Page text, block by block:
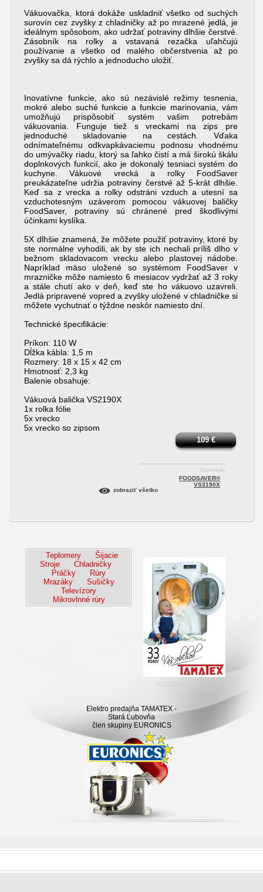
Vákuovačka, ktorá dokáže uskladniť všetko od suchých
surovín cez zvyšky z chladničky až po mrazené jedlá, je
ideálnym spôsobom, ako udržať potraviny dlhšie čerstvé.
Zásobník na rolky a vstavaná rezačka uľahčujú
používanie a všetko od malého občerstvenia až po
zvyšky sa dá rýchlo a jednoducho uložiť.
Inovatívne funkcie, ako sú nezávislé režimy tesnenia,
mokré alebo suché funkcie a funkcie marinovania, vám
umožňujú prispôsobiť systém vašim potrebám
vákuovania. Funguje tiež s vreckami na zips pre
jednoduché skladovanie na cestách. Vďaka
odnímateľnému odkvapkávaciemu podnosu vhodnému
do umývačky riadu, ktorý sa ľahko čistí a má širokú škálu
doplnkových funkcií, ako je dokonalý tesniaci systém do
kuchyne. Vákuové vrecká a rolky FoodSaver
preukázateľne udržia potraviny čerstvé až 5-krát dlhšie.
Keď sa z vrecka a rolky odstráni vzduch a utesní sa
vzduchotesným uzáverom pomocou vákuovej baličky
FoodSaver, potraviny sú chránené pred škodlivými
účinkami kyslíka.
5X dlhšie znamená, že môžete použiť potraviny, ktoré by
ste normálne vyhodili, ak by ste ich nechali príliš dlho v
bežnom skladovacom vrecku alebo plastovej nádobe.
Napríklad mäso uložené so systémom FoodSaver v
mrazničke môže namiesto 6 mesiacov vydržať až 3 roky
a stále chutí ako v deň, keď ste ho vákuovo uzavreli.
Jedlá pripravené vopred a zvyšky uložené v chladničke si
môžete vychutnať o týždne neskôr namiesto dní.
Technické špecifikácie:
Príkon: 110 W
Dĺžka kábla: 1,5 m
Rozmery: 18 x 15 x 42 cm
Hmotnosť: 2,3 kg
Balenie obsahuje:
Vákuová balička VS2190X
1x rolka fólie
5x vrecko
5x vrecko so zipsom
109€
Nasleduje:
FOODSAVER®
VS3190X
zobraziť všetko
Teplomery
Šijacie
Stroje
Chladničky
Práčky
Rúry
Mrazáky
Sušičky
Televízory
Mikrovlnné rúry
Elektro predajňa TAMATEX -
Stará Ľubovňa
člen skupiny EURONICS